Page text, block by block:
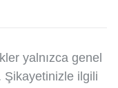
yalnızca genel
Şikayetinizle ilgili